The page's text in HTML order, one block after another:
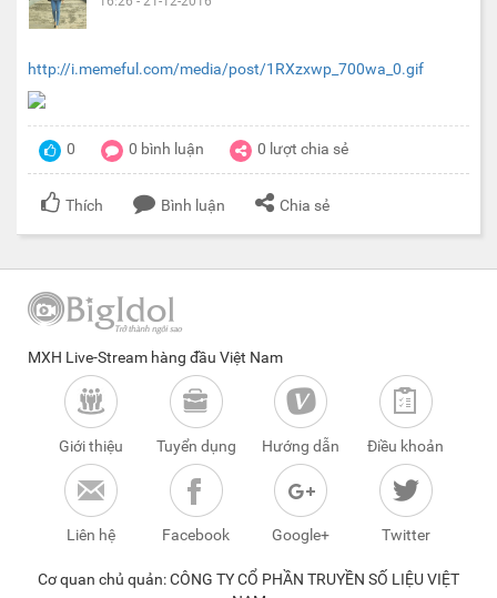
http://i.memeful.com/media/post/1RXzxwp_700wa_0.gif
0 0 bình luận 0 lượt chia sẻ
Thích Bình luận Chia sẻ
MXH Live-Stream hàng đầu Việt Nam
Giới thiệu Tuyển dụng Hướng dẫn Điều khoản
Liên hệ Facebook Google+ Twitter
Cơ quan chủ quản: CÔNG TY CỔ PHẦN TRUYỀN SỐ LIỆU VIỆT